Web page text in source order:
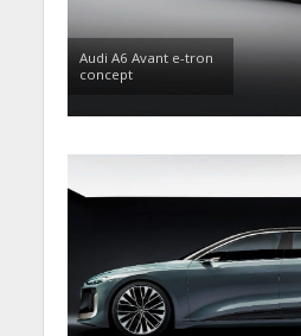
Audi A6 Avant e-tron
concept